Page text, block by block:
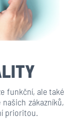
funkční, ale také
zákazníků,
prioritou.